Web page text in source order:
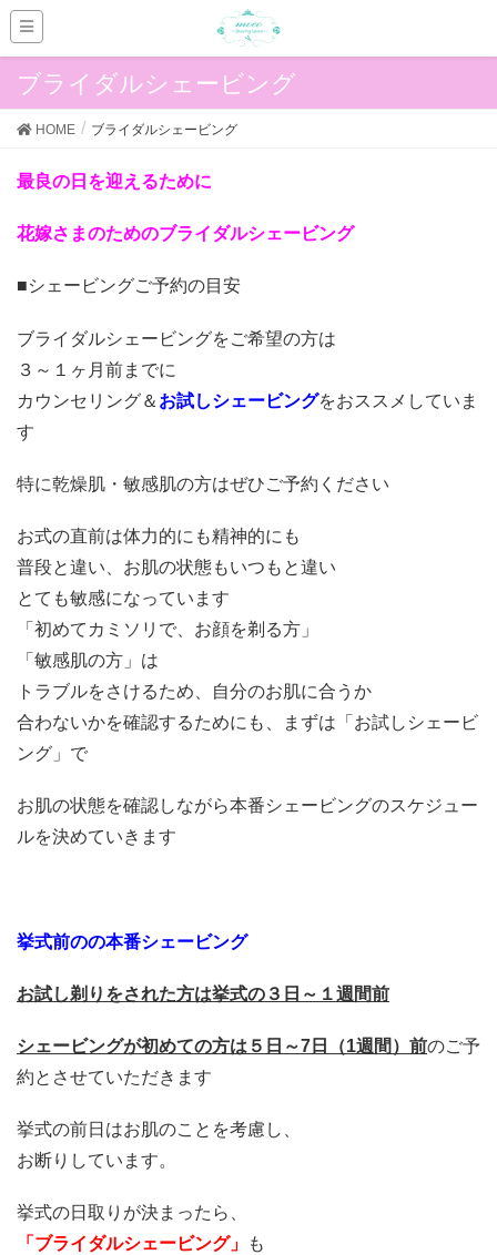
ブライダルシェービング
HOME ブライダルシェービング
最良の日を迎えるために
花嫁さまのためのブライダルシェービング
■シェービングご予約の目安
ブライダルシェービングをご希望の方は
３～１ヶ月前までに
カウンセリング＆ お試しシェービングをおススメしていま
す
特に乾燥肌・敏感肌の方はぜひご予約ください
お式の直前は体力的にも精神的にも
普段と違い、お肌の状態もいつもと違い
とても敏感になっています
「初めてカミソリで、お顔を剃る方」
「敏感肌の方」は
トラブルをさけるため、自分のお肌に合うか
合わないかを確認するためにも、まずは「お試しシェービ
ング」で
お肌の状態を確認しながら本番シェービングのスケジュー
ルを決めていきます
挙式前のの本番シェービング
お試し剃りをされた方は挙式の３日～１週間前
シェービングが初めての方は５日～7日（1週間）前のご予
約とさせていただきます
挙式の前日はお肌のことを考慮し、
お断りしています。
挙式の日取りが決まったら、
「ブライダルシェービング」
も